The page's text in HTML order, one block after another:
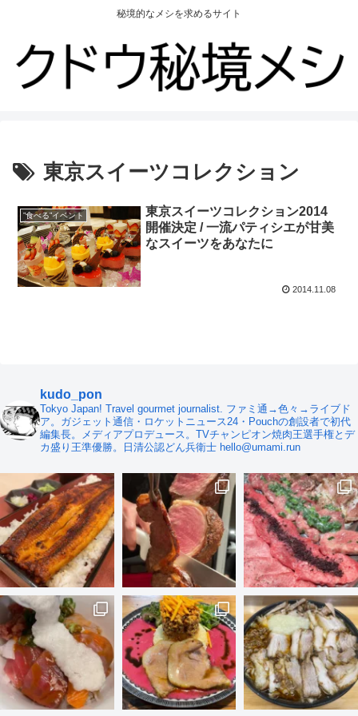
秘境的なメシを求めるサイト
東京スイーツコレクション
”食べる”イベント
東京スイーツコレクション2014
開催決定 / 一流パティシエが甘美
なスイーツをあなたに
2014.11.08
kudo_pon
Tokyo Japan! Travel gourmet journalist. ファミ通→色々→ライブド
ア。ガジェット通信・ロケットニュース24・Pouchの創設者で初代
編集長。メディアプロデュース。TVチャンピオン焼肉王選手権とデ
カ盛り王準優勝。日清公認どん兵衛士 hello@umami.run